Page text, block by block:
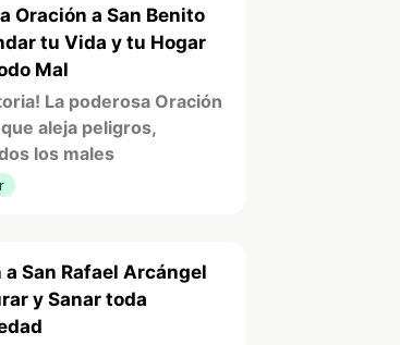
Oración a San Benito
tu Vida y tu Hogar
Mal
La poderosa Oración
aleja peligros,
los males
a San Rafael Arcángel
y Sanar toda